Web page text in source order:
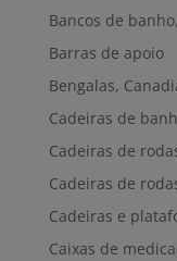
Bancos de
Barras de apoio
Bengalas,
Cadeiras de
Cadeiras de
Cadeiras de
Cadeiras e
Caixas de